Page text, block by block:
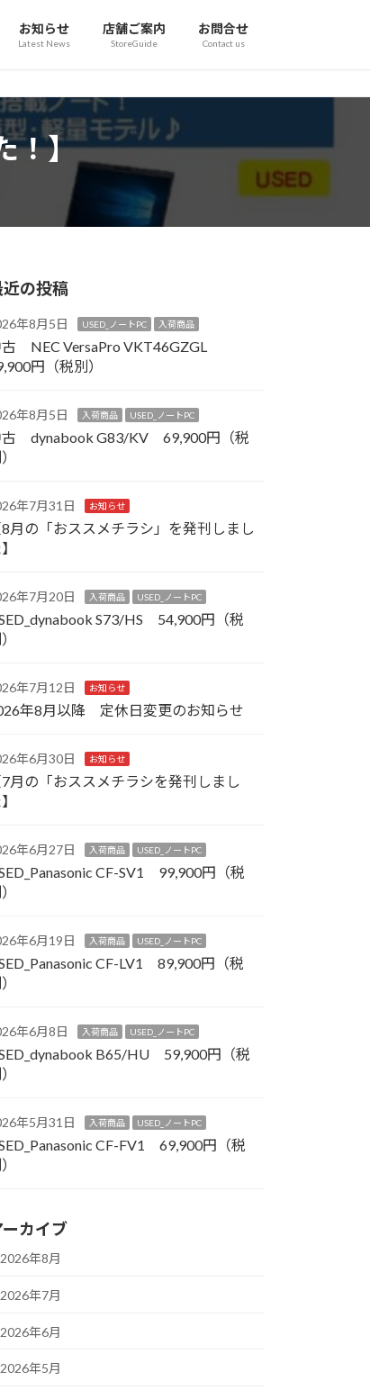
お知らせ
Latest News
店舗ご案内
StoreGuide
お問合せ
Contact us
！】
近の投稿
年8月5日 USED_ノートPC 入荷商品
古 NEC VersaPro VKT46GZGL
円（税別）
年8月5日 入荷商品 USED_ノートPC
古 dynabook G83/KV 69,900円（税
年7月31日 お知らせ
8月の「おススメチラシ」を発刊しまし
年7月20日 入荷商品 USED_ノートPC
S73/HS 54,900円（税
年7月12日 お知らせ
年8月以降 定休日変更のお知らせ
年6月30日 お知らせ
7月の「おススメチラシを発刊しまし
年6月27日 入荷商品 USED_ノートPC
CF-SV1 99,900円（税
年6月19日 入荷商品 USED_ノートPC
CF-LV1 89,900円（税
年6月8日 入荷商品 USED_ノートPC
B65/HU 59,900円（税
年5月31日 入荷商品 USED_ノートPC
CF-FV1 69,900円（税
ーカイブ
2026年8月
2026年7月
2026年6月
2026年5月